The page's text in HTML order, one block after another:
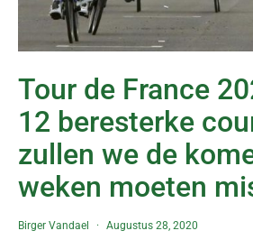
Tour de France
12 beresterke
zullen we de
weken moeten
Birger Vandael Augustus 28, 2020